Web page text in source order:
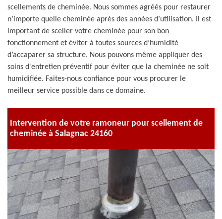
scellements de cheminée. Nous sommes agréés pour restaurer
n’importe quelle cheminée après des années d’utilisation. Il est
important de sceller votre cheminée pour son bon
fonctionnement et éviter à toutes sources d’humidité
d’accaparer sa structure. Nous pouvons même appliquer des
soins d'entretien préventif pour éviter que la cheminée ne soit
humidifiée. Faites-nous confiance pour vous procurer le
meilleur service possible dans ce domaine.
Intervention de votre ramoneur pour scellement de
cheminée à Salagnac 24160